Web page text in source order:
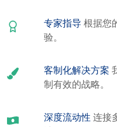
专家指导 根据您
验。
客制化解决方案
制有效的战略。
深度流动性 连接